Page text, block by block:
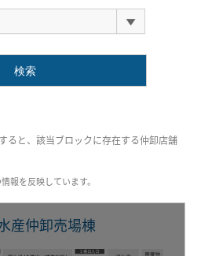
検索
ると、該当ブロックに存在する仲卸店舗
報を反映しています。
産仲卸売場棟